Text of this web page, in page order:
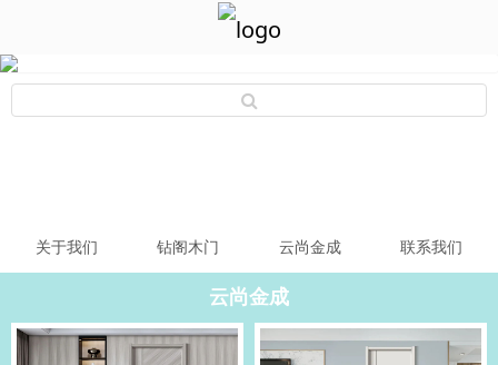
关于我们 钻阁木门 云尚金成 联系我们
云尚金成